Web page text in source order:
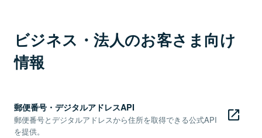
ビジネス・法人のお客さま向け
情報
郵便番号・デジタルアドレスAPI
郵便番号とデジタルアドレスから住所を取得できる公式API
を提供。